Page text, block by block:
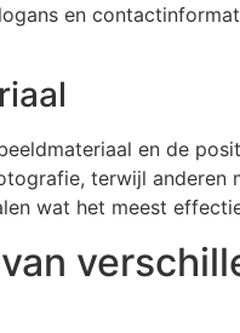
en
en de
terwijl
wat het meest